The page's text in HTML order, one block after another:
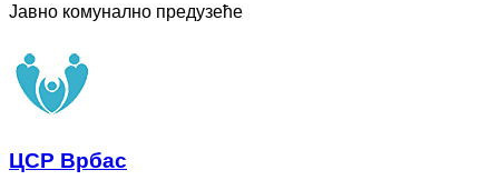
Јавно комунално предузеће
ЦСР Врбас